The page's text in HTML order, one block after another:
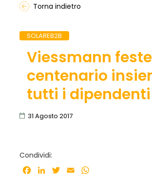
Torna indietro
SOLAREB2B
Viessmann
centenario
tutti i dipendenti
31 Agosto 2017
Condividi:
Facebook
LinkedInTwitter
Email